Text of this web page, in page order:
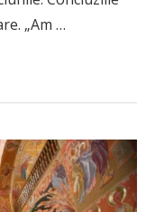
„Am …